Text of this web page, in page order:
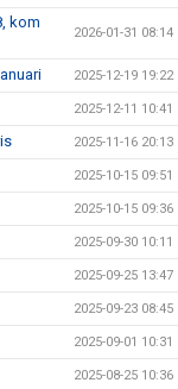
kom
2026-01-31 08:14
2025-12-19 19:22
2025-12-11 10:41
2025-11-16 20:13
2025-10-15 09:51
2025-10-15 09:36
2025-09-30 10:11
2025-09-25 13:47
2025-09-23 08:45
2025-09-01 10:31
2025-08-25 10:36